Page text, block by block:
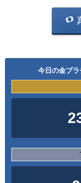
今日の金プ